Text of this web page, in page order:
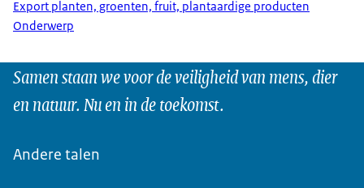
Export planten, groenten, fruit, plantaardige producten
Onderwerp
Samen staan we voor de veiligheid van mens, dier
en natuur. Nu en in de toekomst.
Andere talen